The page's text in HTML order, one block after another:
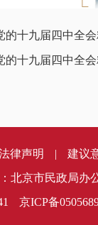
十九届四中全会
十九届四中全会
律声明 |
建议
北京市民政局办
京ICP备